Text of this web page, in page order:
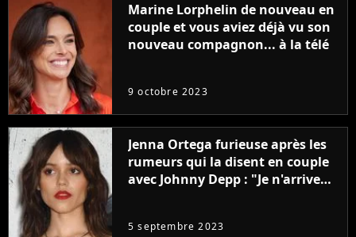
Marine Lorphelin de nouveau en
couple et vous aviez déjà vu son
nouveau compagnon... à la télé
9 octobre 2023
Jenna Ortega furieuse après les
rumeurs qui la disent en couple
avec Johnny Depp : "Je n'arrive
5 septembre 2023